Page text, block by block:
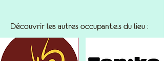
Découvrir les autres occupant.e.s du lieu :